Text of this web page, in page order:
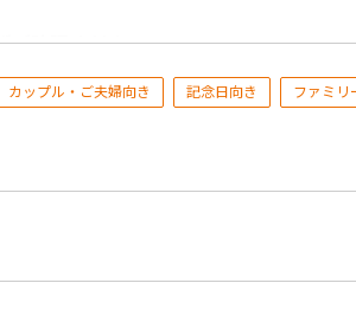
ご確認ください＞
（月）出発分が対象です。＜申込期間
利用時に適用されます。予約時にログイ
カップル・ご夫婦向き 記念日向き ファミリ